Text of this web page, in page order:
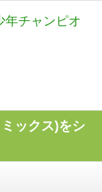
年チャンピオ
ックス)をシ